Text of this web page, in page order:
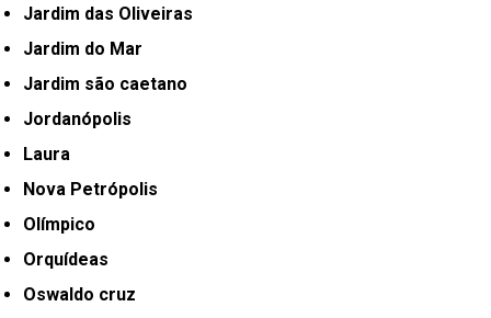
Jardim das Oliveiras
Jardim do Mar
Jardim são caetano
Jordanópolis
Laura
Nova Petrópolis
Olímpico
Orquídeas
Oswaldo cruz